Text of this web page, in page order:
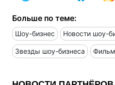
Больше по теме:
Шоу-бизнес Новости шоу-
Звезды шоу-бизнеса